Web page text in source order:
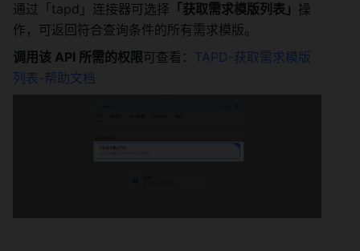
通过「tapd」连接器可选择 「获取需求模版列表」 操
作，可返回符合查询条件的所有需求模版。
调用该 API 所需的权限可查看：
TAPD-获取需求模版
列表-帮助文档